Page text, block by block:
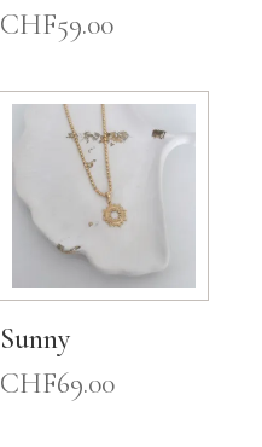
CHF59.00
Sunny
CHF69.00